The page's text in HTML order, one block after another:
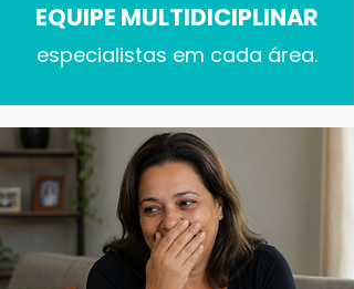
EQUIPE MULTIDICIPLINAR
especialistas em cada área.